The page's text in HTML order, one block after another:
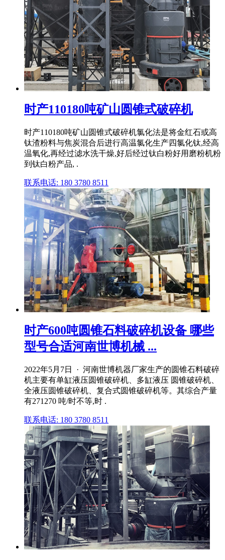
时产110180吨矿山圆锥式破碎机
时产110180吨矿山圆锥式破碎机氯化法是将金红石或高
钛渣粉料与焦炭混合后进行高温氯化生产四氯化钛,经高
温氧化,再经过滤水洗干燥,好后经过钛白粉好用磨粉机粉
到钛白粉产品, .
联系电话: 180 3780 8511
时产600吨圆锥石料破碎机设备 哪些
型号合适河南世博机械 ...
2022年5月7日 · 河南世博机器厂家生产的圆锥石料破碎
机主要有单缸液压圆锥破碎机、多缸液压 圆锥破碎机、
全液压圆锥破碎机、复合式圆锥破碎机等。其综合产量
有271270 吨/时不等,时 .
联系电话: 180 3780 8511